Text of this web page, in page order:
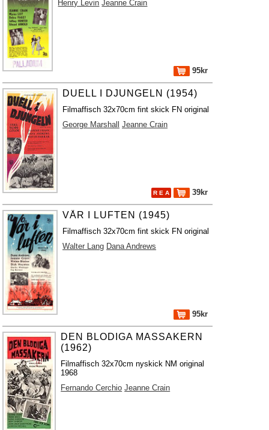
Henry Levin Jeanne Crain
95kr
DUELL I DJUNGELN (1954)
Filmaffisch 32x70cm fint skick FN original
George Marshall
Jeanne Crain
R E A 39kr
VÅR I LUFTEN (1945)
Filmaffisch 32x70cm fint skick FN original
Walter Lang Dana Andrews
95kr
DEN BLODIGA MASSAKERN
(1962)
Filmaffisch 32x70cm nyskick NM original
1968
Fernando Cerchio Jeanne Crain